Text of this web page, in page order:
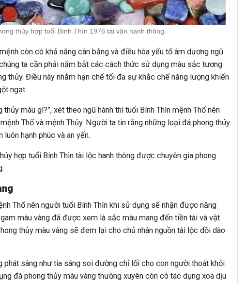
thủy hợp tuổi Bính Thìn 1976 tài vận hanh thông.
còn có khả năng cân bằng và điều hòa yếu tố âm dương ngũ
ta cần phải nắm bắt các cách thức sử dụng màu sắc tương
thủy. Điều này nhằm hạn chế tối đa sự khắc chế năng lượng khiến
ngạt.
màu gì?”, xét theo ngũ hành thì tuổi Bính Thìn mệnh Thổ nên
Thổ và mệnh Thủy. Người ta tin rằng những loại đá phong thủy
hạnh phúc và an yến.
hợp tuổi Bính Thìn tài lộc hanh thông được chuyên gia phong
Thổ nên người tuổi Bính Thìn khi sử dụng sẽ nhận được năng
màu vàng đã được xem là sắc màu mang đến tiền tài và vật
thủy màu vàng sẽ đem lại cho chủ nhân nguồn tài lộc dồi dào
phát sáng như tia sáng soi đường chỉ lối cho con người thoát khỏi
đá phong thủy màu vàng thường xuyên còn có tác dụng xoa dịu